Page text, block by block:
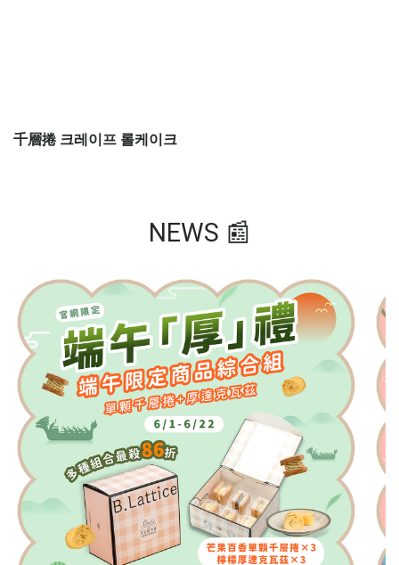
千層捲 크레이프 롤케이크
NEWS 📰